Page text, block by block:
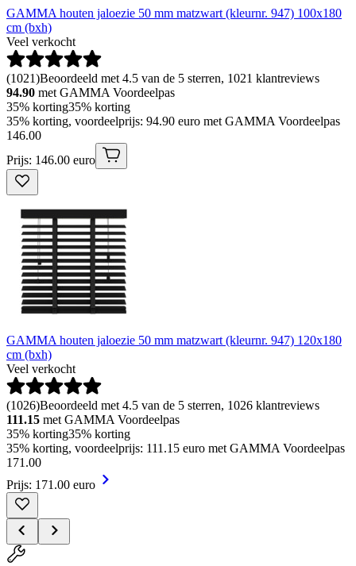
GAMMA houten jaloezie 50 mm matzwart (kleurnr. 947) 100x180
cm (bxh)
Veel verkocht
(1021)Beoordeeld met 4.5 van de 5 sterren, 1021 klantreviews
94.90 met GAMMA Voordeelpas
35% korting35% korting
35% korting, voordeelprijs: 94.90 euro met GAMMA Voordeelpas
146.00
Prijs: 146.00 euro
GAMMA houten jaloezie 50 mm matzwart (kleurnr. 947) 120x180
cm (bxh)
Veel verkocht
(1026)Beoordeeld met 4.5 van de 5 sterren, 1026 klantreviews
111.15 met GAMMA Voordeelpas
35% korting35% korting
35% korting, voordeelprijs: 111.15 euro met GAMMA Voordeelpas
171 .00
Prijs: 171.00 euro